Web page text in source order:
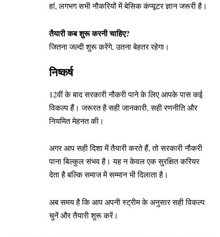
हां, लगभग सभी नौकरियों में बेसिक कंप्यूटर ज्ञान जरूरी है।
तैयारी कब शुरू करनी चाहिए?
जितना जल्दी शुरू करेंगे, उतना बेहतर रहेगा।
निष्कर्ष
12वीं के बाद सरकारी नौकरी पाने के लिए आपके पास कई
विकल्प हैं। जरूरत है सही जानकारी, सही रणनीति और
नियमित मेहनत की।
अगर आप सही दिशा में तैयारी करते हैं, तो सरकारी नौकरी
पाना बिल्कुल संभव है। यह न केवल एक सुरक्षित करियर
देता है बल्कि समाज में सम्मान भी दिलाता है।
अब समय है कि आप अपनी स्ट्रीम के अनुसार सही विकल्प
चुनें और तैयारी शुरू करें।